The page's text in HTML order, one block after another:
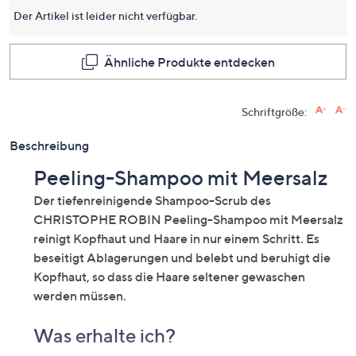
Der Artikel ist leider nicht verfügbar.
Ähnliche Produkte entdecken
Schriftgröße:
Beschreibung
Peeling-Shampoo mit Meersalz
Der tiefenreinigende Shampoo-Scrub des
CHRISTOPHE ROBIN Peeling-Shampoo mit Meersalz
reinigt Kopfhaut und Haare in nur einem Schritt. Es
beseitigt Ablagerungen und belebt und beruhigt die
Kopfhaut, so dass die Haare seltener gewaschen
werden müssen.
Was erhalte ich?